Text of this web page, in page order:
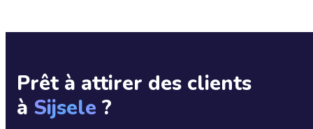
Prêt à attirer des clients
à Sijsele ?